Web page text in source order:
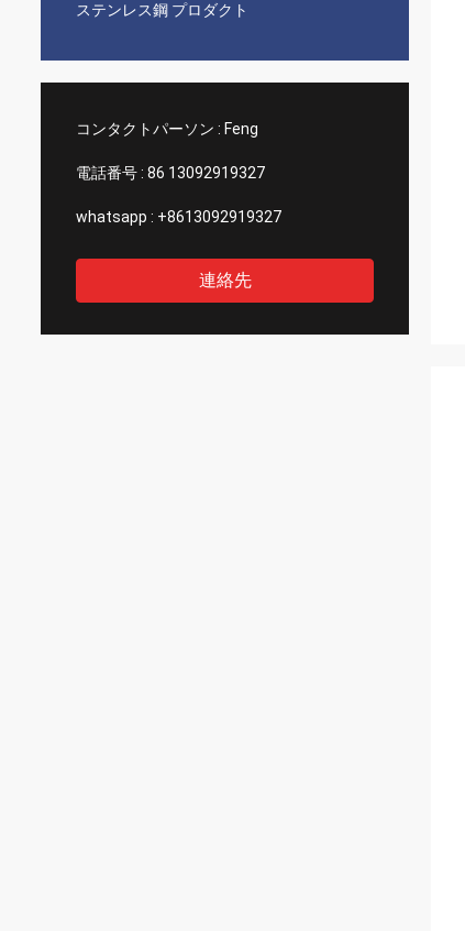
ステンレス鋼 プロダクト
コンタクトパーソン : Feng
電話番号 : 86 13092919327
whatsapp : +8613092919327
連絡先